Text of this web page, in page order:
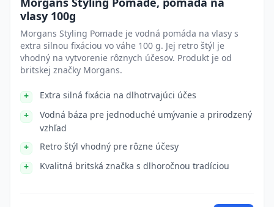
vlasy 100g
Morgans Styling Pomade je vodná pomáda na vlasy s
extra silnou fixáciou vo váhe 100 g. Jej retro štýl je
vhodný na vytvorenie rôznych účesov. Produkt je od
britskej značky Morgans.
Extra silná fixácia na dlhotrvajúci účes
Vodná báza pre jednoduché umývanie a prirodzený
vzhľad
Retro štýl vhodný pre rôzne účesy
Kvalitná britská značka s dlhoročnou tradíciou